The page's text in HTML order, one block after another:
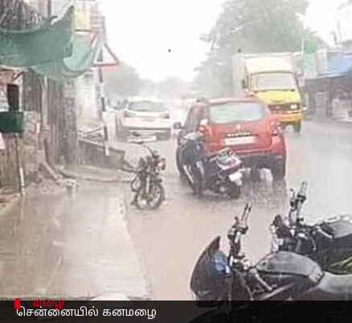
சென்னையில் கனமழை
சென்னையில் கனமழை;
எழுதியவர் Sekar Chinnappan Oct 20, 2025 01:52 pm
செய்தி முன்னோட்டம்
சென்னையில் இரண்டு நாட்களாக
பகுதிகளில் தண்ணீர் தேங்கிய
வேளச்சேரி, மேடவாக்கம்,
தேங்கி, போக்குவரத்து கடுமையாகப்
இதன் தாக்கம் சென்னை விமான
பெரும் சிரமத்திற்கு ஆளானது.
இந்தக் கனமழை தொடர்ந்து நீடிக்கும்
மழை